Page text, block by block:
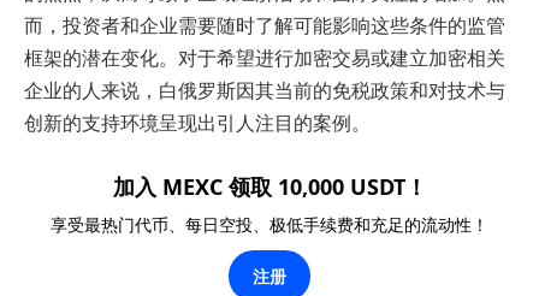
而，投资者和企业需要随时了解可能影响这些条件的监管
框架的潜在变化。对于希望进行加密交易或建立加密相关
企业的人来说，白俄罗斯因其当前的免税政策和对技术与
创新的支持环境呈现出引人注目的案例。
加入 MEXC 领取 10,000 USDT！
享受最热门代币、每日空投、极低手续费和充足的流动性！
注册